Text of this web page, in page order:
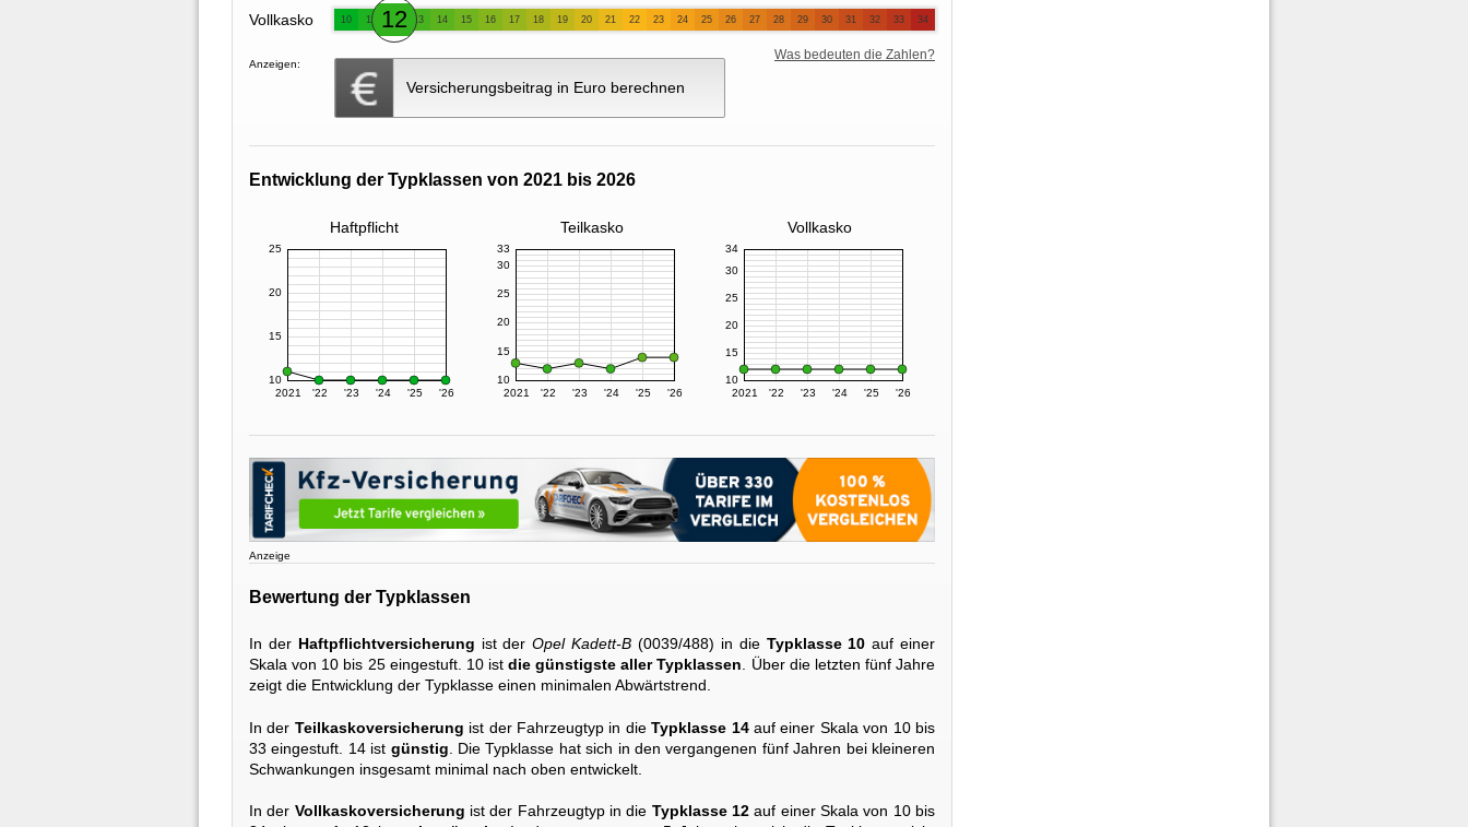
Vollkasko 10 11 12 13 14 15 16 17 18 19 20 21 22 23 24 25 26 27 28 29 30 31 32 33 34
Anzeigen:
Versicherungsbeitrag in Euro berechnen
Was bedeuten die Zahlen?
Entwicklung der Typklassen von 2021 bis 2026
Haftpflicht Teilkasko Vollkasko
2021 '22 '23 '24 '25 '26
10
15
20
25
2021 '22 '23 '24 '25 '26
10
15
20
25
30
33
2021 '22 '23 '24 '25 '26
10
15
20
25
30
34
Anzeige
Bewertung der Typklassen
In der Haftpflichtversicherung ist derOpel Kadett-B (0039/488) in die Typklasse 10 auf einer
Skala von 10 bis 25 eingestuft. 10 ist die günstigste aller Typklassen . Über die letzten fünf Jahre
zeigt die Entwicklung der Typklasse einen minimalen Abwärtstrend.
In der Teilkaskoversicherung ist der Fahrzeugtyp in dieTypklasse 14auf einer Skala von 10 bis
33 eingestuft. 14 ist günstig . Die Typklasse hat sich in den vergangenen fünf Jahren bei kleineren
Schwankungen insgesamt minimal nach oben entwickelt.
In der Vollkaskoversicherung ist der Fahrzeugtyp in die Typklasse 12 auf einer Skala von 10 bis